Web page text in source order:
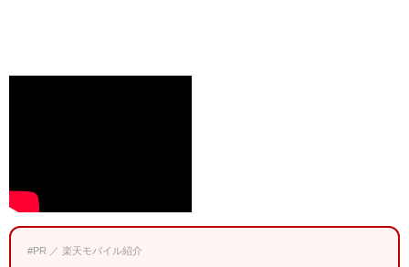
#PR ／ 楽天モバイル紹介